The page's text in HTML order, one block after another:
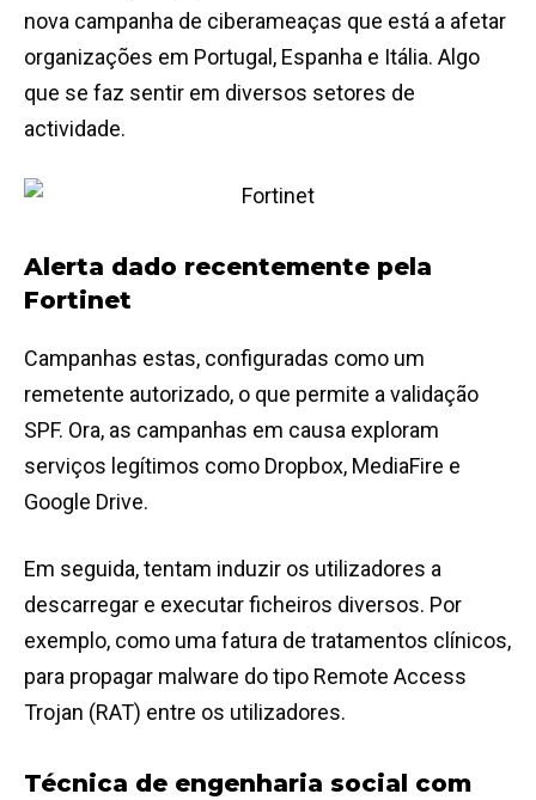
nova campanha de ciberameaças que está a afetar
organizações em Portugal, Espanha e Itália. Algo
que se faz sentir em diversos setores de
actividade.
Alerta dado recentemente pela
Fortinet
Campanhas estas, configuradas como um
remetente autorizado, o que permite a validação
SPF. Ora, as campanhas em causa exploram
serviços legítimos como Dropbox, MediaFire e
Google Drive.
Em seguida, tentam induzir os utilizadores a
descarregar e executar ficheiros diversos. Por
exemplo, como uma fatura de tratamentos clínicos,
para propagar malware do tipo Remote Access
Trojan (RAT) entre os utilizadores.
Técnica de engenharia social com